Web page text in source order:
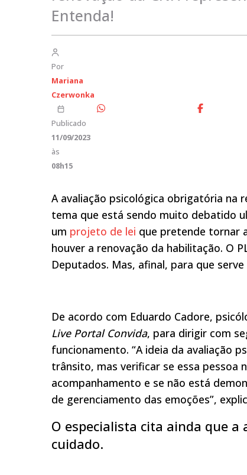
Entenda!
Por
Mariana
Czerwonka
Publicado
11/09/2023
às
08h15
A avaliação psicológica obrigatória na
tema que está sendo muito debatido
um projeto de lei que pretende tornar
houver a renovação da habilitação. O
Deputados. Mas, afinal, para que
De acordo com Eduardo Cadore,
Live Portal Convida, para dirigir com
funcionamento. “A ideia da avaliação
trânsito, mas verificar se essa pessoa
acompanhamento e se não está
de gerenciamento das emoções”,
O especialista cita ainda que
cuidado.